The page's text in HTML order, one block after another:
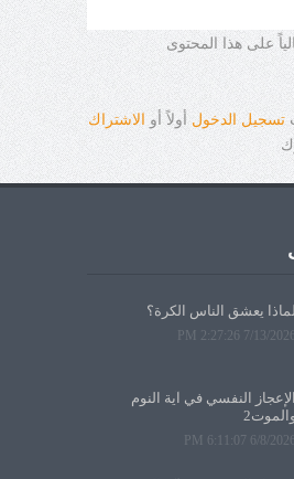
على هذا المحتوى
تسجيل الدخول أولاً أو
الاشتراك
لماذا يعشق الناس الكرة؟
7/13/2026 2:27:26 PM
الإعجاز النفسي في آية النوم
6/8/2026 6:11:07 PM